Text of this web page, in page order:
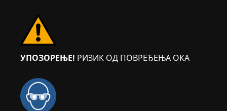
УПОЗОРЕЊЕ! РИЗИК ОД ПОВРЕЂЕЊА ОКА